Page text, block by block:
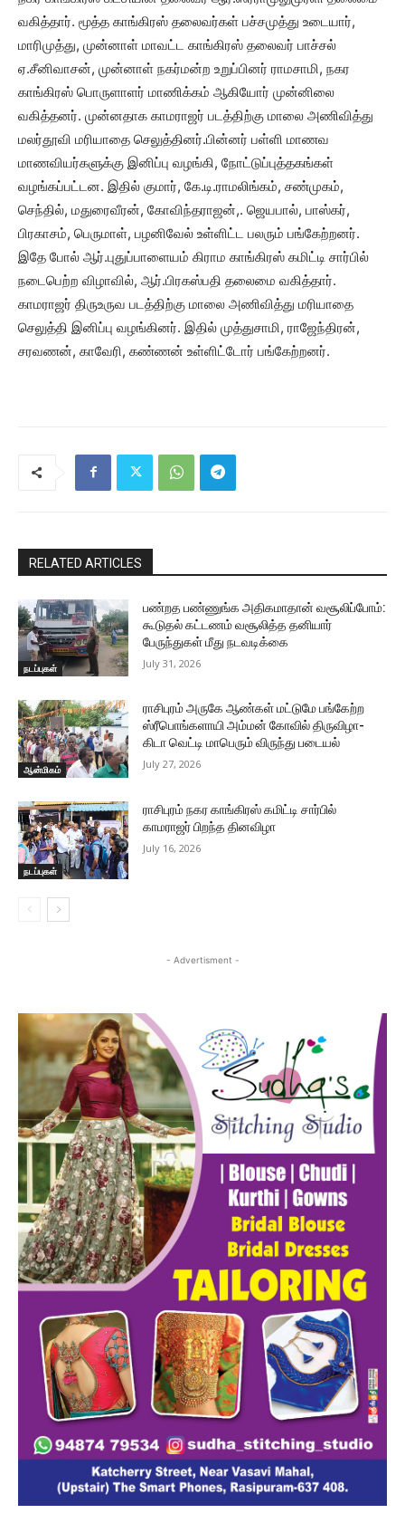
வகித்தார். மூத்த காங்கிரஸ் தலைவர்கள் பச்சமுத்து உடையார்,
மாரிமுத்து, முன்னாள் மாவட்ட காங்கிரஸ் தலைவர் பாச்சல்
ஏ.சீனிவாசன், முன்னாள் நகர்மன்ற உறுப்பினர் ராமசாமி, நகர
காங்கிரஸ் பொருளாளர் மாணிக்கம் ஆகியோர் முன்னிலை
வகித்தனர். முன்னதாக காமராஜர் படத்திற்கு மாலை அணிவித்து
மலர்தூவி மரியாதை செலுத்தினர்.பின்னர் பள்ளி மாணவ
மாணவியர்களுக்கு இனிப்பு வழங்கி, நோட்டுப்புத்தகங்கள்
வழங்கப்பட்டன. இதில் குமார், கே.டி.ராமலிங்கம், சண்முகம்,
செந்தில், மதுரைவீரன், கோவிந்தராஜன்,. ஜெயபால், பாஸ்கர்,
பிரகாசம், பெருமாள், பழனிவேல் உள்ளிட்ட பலரும் பங்கேற்றனர்.
இதே போல் ஆர்.புதுப்பாளையம் கிராம காங்கிரஸ் கமிட்டி சார்பில்
நடைபெற்ற விழாவில், ஆர்.பிரகஸ்பதி தலைமை வகித்தார்.
காமராஜர் திருஉருவ படத்திற்கு மாலை அணிவித்து மரியாதை
செலுத்தி இனிப்பு வழங்கினர். இதில் முத்துசாமி, ராஜேந்திரன்,
சரவணன், காவேரி, கண்ணன் உள்ளிட்டோர் பங்கேற்றனர்.
RELATED ARTICLES
நடப்புகள்
பண்றத பண்ணுங்க அதிகமாதான் வசூலிப்போம்:
கூடுதல் கட்டணம் வசூலித்த தனியார்
பேருந்துகள் மீது நடவடிக்கை
July 31, 2026
ஆன்மிகம்
ராசிபுரம் அருகே ஆண்கள் மட்டுமே பங்கேற்ற
ஸ்ரீபொங்களாயி அம்மன் கோவில் திருவிழா-
கிடா வெட்டி மாபெரும் விருந்து படையல்
July 27, 2026
நடப்புகள்
ராசிபுரம் நகர காங்கிரஸ் கமிட்டி சார்பில்
காமராஜர் பிறந்த தினவிழா
July 16, 2026
- Advertisment -